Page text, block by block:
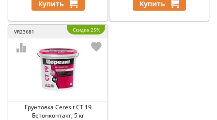
Купить Купить
VR23681 Скидка 25%
Грунтовка Ceresit CT 19
Бетонконтакт, 5 кг